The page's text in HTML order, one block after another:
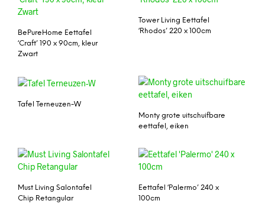
BePureHome Eettafel
‘Craft’ 190 x 90cm, kleur
Zwart
Tower Living Eettafel
‘Rhodos’ 220 x 100cm
Tafel Terneuzen-W
Monty grote uitschuifbare
eettafel, eiken
Must Living Salontafel
Chip Retangular
Eettafel ‘Palermo’ 240 x
100cm